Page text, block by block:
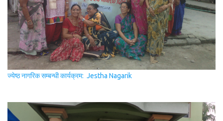
ज्येष्ठ नागरिक सम्बन्धी कार्यक्रम: Jestha Nagarik